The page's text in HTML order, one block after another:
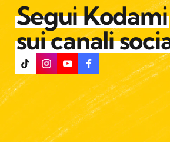
Segui Kodami
sui canali